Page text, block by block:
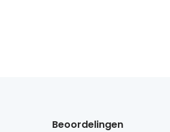
Beoordelingen